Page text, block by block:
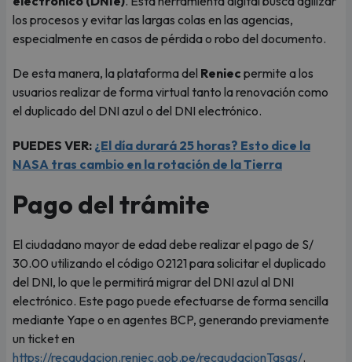
los procesos y evitar las largas colas en las agencias,
especialmente en casos de pérdida o robo del documento.
De esta manera, la plataforma del Reniec permite a los
usuarios realizar de forma virtual tanto la renovación como
el duplicado del DNI azul o del DNI electrónico.
PUEDES VER: ¿El día durará 25 horas? Esto dice la
NASA tras cambio en la rotación de la Tierra
Pago del trámite
El ciudadano mayor de edad debe realizar el pago de S/
30.00 utilizando el código 02121 para solicitar el duplicado
del DNI, lo que le permitirá migrar del DNI azul al DNI
electrónico. Este pago puede efectuarse de forma sencilla
mediante Yape o en agentes BCP, generando previamente
un ticket en
https://recaudacion.reniec.gob.pe/recaudacionTasas/.